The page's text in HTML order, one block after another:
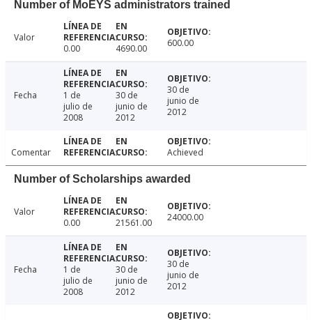
Number of MoEYS administrators trained
Valor
0.00
4690.00 600.00
Fecha
1 de
julio de
2008
30 de
junio de
2012
30 de
junio de
2012
Comentar Achieved
Number of Scholarships awarded
Valor
0.00
21561.00 24000.00
Fecha
1 de
julio de
2008
30 de
junio de
2012
30 de
junio de
2012